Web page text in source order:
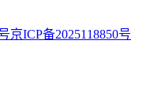
京ICP备2025118850号